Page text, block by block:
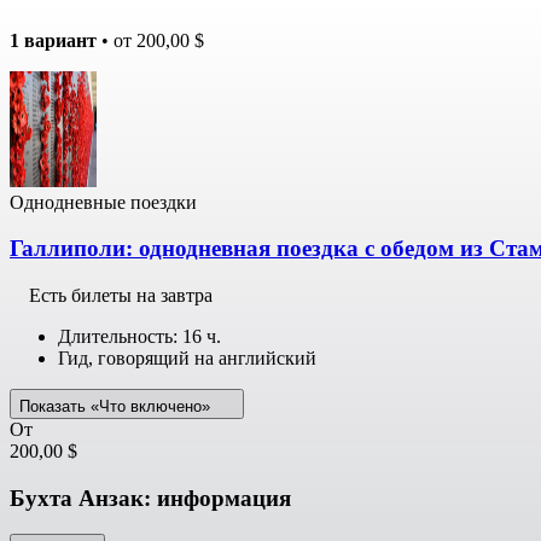
1 вариант • от 200,00 $
Однодневные поездки
Галлиполи: однодневная поездка с обедом из
Есть билеты на завтра
Длительность: 16 ч.
Гид, говорящий на английский
Показать «Что включено»
От
200,00 $
Бухта Анзак: информация